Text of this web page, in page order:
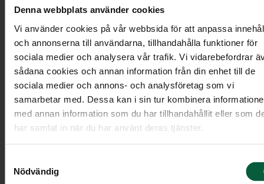
Denna webbplats använder cookies
Vi använder cookies på vår webbsida för att anpassa
och annonserna till användarna, tillhandahålla funktioner för
sociala medier och analysera vår trafik. Vi vidarebefordrar
sådana cookies och annan information från din enhet till de
sociala medier och annons- och analysföretag som vi
samarbetar med. Dessa kan i sin tur kombinera
med annan information som du har tillhandahållit eller som
har samlat in när du har använt deras tjänster.
Nödvändig
Har jag återbetalningsskydd på mina
försäkringar?
Finns det efterlevandeskydd i eventuella
pensionsförsäkringar?
Är det rätt personer som är förmånstagare på
mina försäkringar?
Inventeringen kan sedan sparas i ditt digitala Vita
Arkiv och tas fram vid en framtida
vilket underlättar för dina närstående den dagen
då du inte längre finns.